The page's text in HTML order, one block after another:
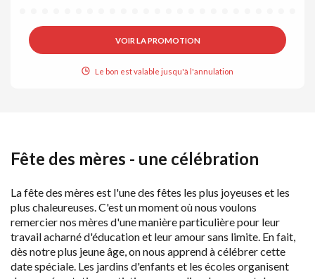
VOIR LA PROMOTION
Le bon est valable jusqu'à l'annulation
Fête des mères - une célébration
La fête des mères est l'une des fêtes les plus joyeuses et les
plus chaleureuses. C'est un moment où nous voulons
remercier nos mères d'une manière particulière pour leur
travail acharné d'éducation et leur amour sans limite. En fait,
dès notre plus jeune âge, on nous apprend à célébrer cette
date spéciale. Les jardins d'enfants et les écoles organisent